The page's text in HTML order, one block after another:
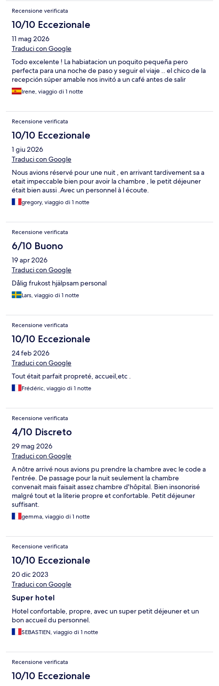
Recensione verificata
10/10 Eccezionale
11 mag 2026
Traduci con Google
Todo excelente ! La habiatacion un poquito pequeña pero
perfecta para una noche de paso y seguir el viaje .. el chico de la
recepción súper amable nos invitó a un café antes de salir
Irene, viaggio di 1 notte
Recensione verificata
10/10 Eccezionale
1 giu 2026
Traduci con Google
Nous avions réservé pour une nuit , en arrivant tardivement sa a
etait impeccable bien pour avoir la chambre , le petit déjeuner
était bien aussi .Avec un personnel à l écoute.
gregory, viaggio di 1 notte
Recensione verificata
6/10 Buono
19 apr 2026
Traduci con Google
Dålig frukost hjälpsam personal
Lars, viaggio di 1 notte
Recensione verificata
10/10 Eccezionale
24 feb 2026
Traduci con Google
Tout était parfait propreté, accueil,etc .
Frédéric, viaggio di 1 notte
Recensione verificata
4/10 Discreto
29 mag 2026
Traduci con Google
A nôtre arrivé nous avions pu prendre la chambre avec le code a
l'entrée. De passage pour la nuit seulement la chambre
convenait mais faisait assez chambre d'hôpital. Bien insonorisé
malgré tout et la literie propre et confortable. Petit déjeuner
suffisant.
gemma, viaggio di 1 notte
Recensione verificata
10/10 Eccezionale
20 dic 2023
Traduci con Google
Super hotel
Hotel confortable, propre, avec un super petit déjeuner et un
bon accueil du personnel.
SEBASTIEN, viaggio di 1 notte
Recensione verificata
10/10 Eccezionale